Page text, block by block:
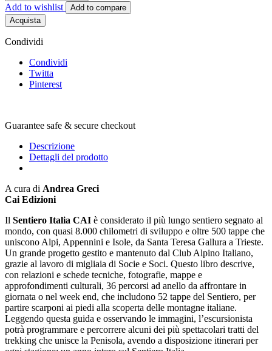
Add to wishlist
Add to compare
Acquista
Condividi
Condividi
Twitta
Pinterest
Guarantee safe & secure checkout
Descrizione
Dettagli del prodotto
A cura di Andrea Greci
Cai Edizioni
Il Sentiero Italia CAI è considerato il più lungo sentiero segnato al
mondo, con quasi 8.000 chilometri di sviluppo e oltre 500 tappe che
uniscono Alpi, Appennini e Isole, da Santa Teresa Gallura a Trieste.
Un grande progetto gestito e mantenuto dal Club Alpino Italiano,
grazie al lavoro di migliaia di Socie e Soci. Questo libro descrive,
con relazioni e schede tecniche, fotografie, mappe e
approfondimenti culturali, 36 percorsi ad anello da affrontare in
giornata o nel week end, che includono 52 tappe del Sentiero, per
partire scarponi ai piedi alla scoperta delle montagne italiane.
Leggendo questa guida e osservando le immagini, l’escursionista
potrà programmare e percorrere alcuni dei più spettacolari tratti del
trekking che unisce la Penisola, avendo a disposizione itinerari per